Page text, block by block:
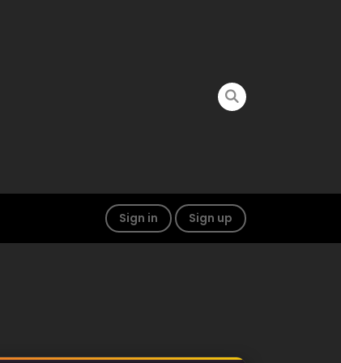
Sign in Sign up